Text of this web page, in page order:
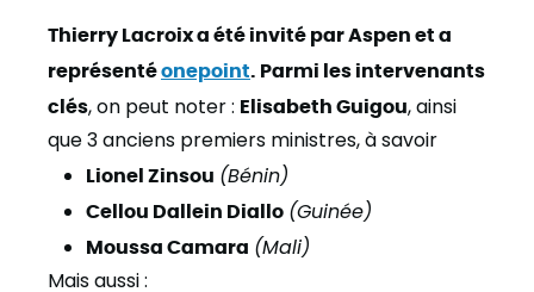
Thierry Lacroixa été invité par Aspen et a
représentéonepoint . Parmi les intervenants
clés, on peut noter : Elisabeth Guigou, ainsi
que 3 anciens premiers ministres, à savoir
Lionel Zinsou (Bénin)
Cellou Dallein Diallo (Guinée)
Moussa Camara (Mali)
Mais aussi :